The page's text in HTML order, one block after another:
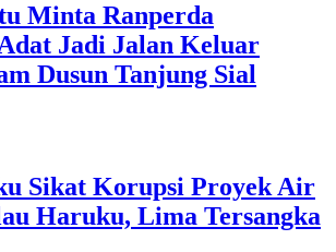
Minta Ranperda
Jadi Jalan Keluar
Dusun Tanjung Sial
Sikat Korupsi Proyek Air
Haruku, Lima Tersangka